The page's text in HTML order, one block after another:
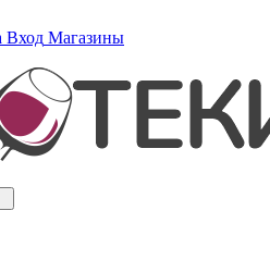
Вход Магазины